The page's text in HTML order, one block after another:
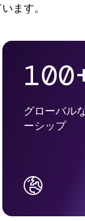
ます。
グローバル
ーシップ